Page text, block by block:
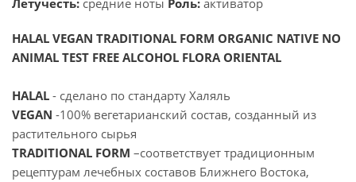
Летучесть: средние ноты Роль: активатор
HALAL VEGAN TRADITIONAL FORM ORGANIC NATIVE NO
ANIMAL TEST FREE ALCOHOL FLORA ORIENTAL
HALAL - сделано по стандарту Халяль
VEGAN -100% вегетарианский состав, созданный из
растительного сырья
TRADITIONAL FORM –соответствует традиционным
рецептурам лечебных составов Ближнего Востока,